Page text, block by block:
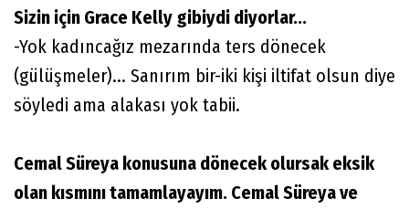
Sizin için Grace Kelly gibiydi diyorlar...
-Yok kadıncağız mezarında ters dönecek
(gülüşmeler)... Sanırım bir-iki kişi iltifat olsun diye
söyledi ama alakası yok tabii.
Cemal Süreya konusuna dönecek olursak eksik
olan kısmını tamamlayayım. Cemal Süreya ve